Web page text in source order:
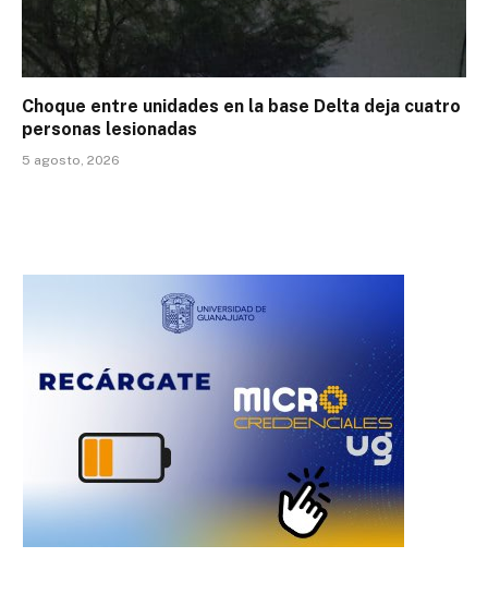
Choque entre unidades en la base Delta deja cuatro
personas lesionadas
5 agosto, 2026